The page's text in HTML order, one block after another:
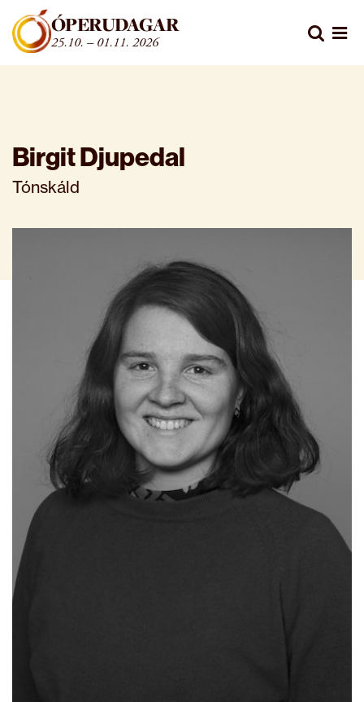
Fara beint í efni
ÓPERUDAGAR
25.10. – 01.11. 2026
Leita
Birgit Djupedal
Tónskáld